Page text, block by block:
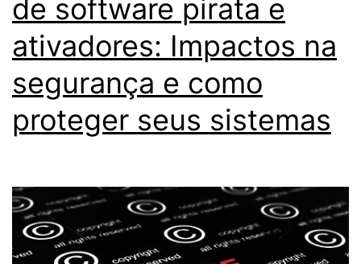
de software pirata e
ativadores: Impactos na
segurança e como
proteger seus sistemas